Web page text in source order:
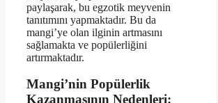
paylaşarak, bu egzotik meyvenin
tanıtımını yapmaktadır. Bu da
mangi’ye olan ilginin artmasını
sağlamakta ve popülerliğini
artırmaktadır.
Mangi’nin Popülerlik
Kazanmasının Nedenleri: